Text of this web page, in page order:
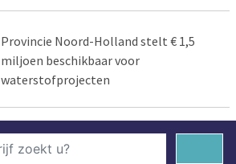
Provincie Noord-Holland stelt € 1,5
miljoen beschikbaar voor
waterstofprojecten